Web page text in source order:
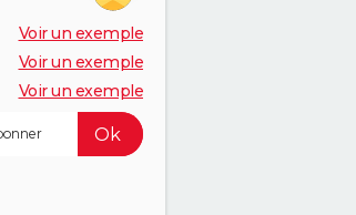
Voir un exemple
Voir un exemple
Voir un exemple